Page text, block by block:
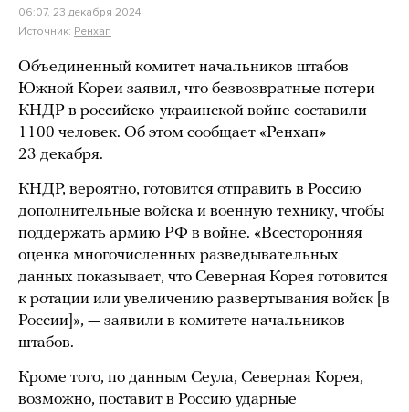
06:07, 23 декабря 2024
Источник: Ренхап
Объединенный комитет начальников штабов
Южной Кореи заявил, что безвозвратные потери
КНДР в российско-украинской войне составили
1100 человек. Об этом сообщает «Ренхап»
23 декабря.
КНДР, вероятно, готовится отправить в Россию
дополнительные войска и военную технику, чтобы
поддержать армию РФ в войне. «Всесторонняя
оценка многочисленных разведывательных
данных показывает, что Северная Корея готовится
к ротации или увеличению развертывания войск [в
России]», — заявили в комитете начальников
штабов.
Кроме того, по данным Сеула, Северная Корея,
возможно, поставит в Россию ударные